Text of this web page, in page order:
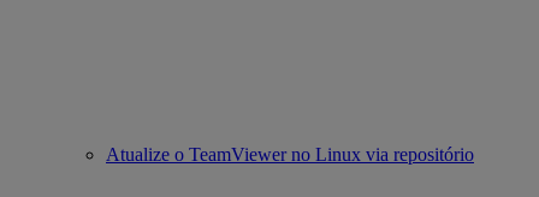
Atualize o TeamViewer no Linux via repositório